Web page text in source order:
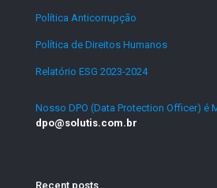
Política Anticorrupção
Política de Direitos Humanos
Relatório ESG 2023-2024.
Nosso DPO (Data Protection Officer) é
dpo@solutis.com.br
Recent posts